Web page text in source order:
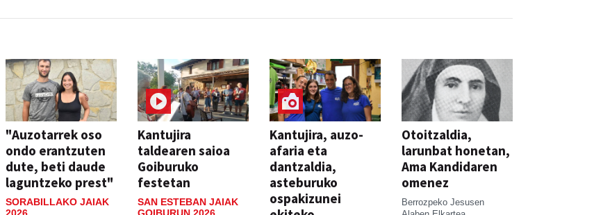
"Auzotarrek oso
ondo erantzuten
dute, beti daude
laguntzeko prest"
SORABILLAKO JAIAK
2026
Kantujira
taldearen saioa
Goiburuko
festetan
SAN ESTEBAN JAIAK
GOIBURUN 2026
Kantujira, auzo-
afaria eta
dantzaldia,
asteburuko
ospakizunei
Otoitzaldia,
larunbat honetan,
Ama Kandidaren
omenez
Berrozpeko Jesusen